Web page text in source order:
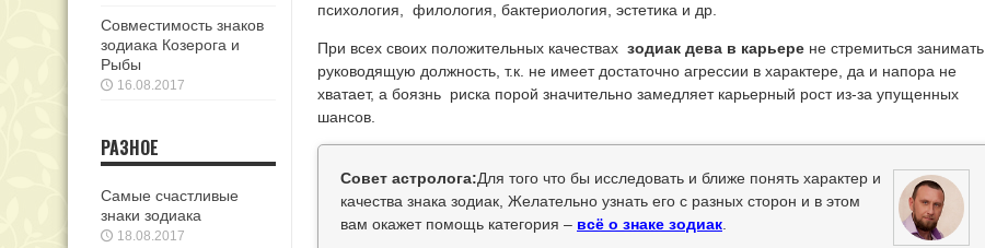
психология, филология, бактериология, эстетика и др.
При всех своих положительных качествах зодиак дева в карьере не стремиться занимать
руководящую должность, т.к. не имеет достаточно агрессии в характере, да и напора не
хватает, а боязнь риска порой значительно замедляет карьерный рост из-за упущенных
шансов.
Совет астролога:Для того что бы исследовать и ближе понять характер и
качества знака зодиак, Желательно узнать его с разных сторон и в этом
вам окажет помощь категория – всё о знаке зодиак
Совместимость знаков
зодиака Козерога и
Рыбы
16.08.2017
РАЗНОЕ
Самые счастливые
знаки зодиака
18.08.2017